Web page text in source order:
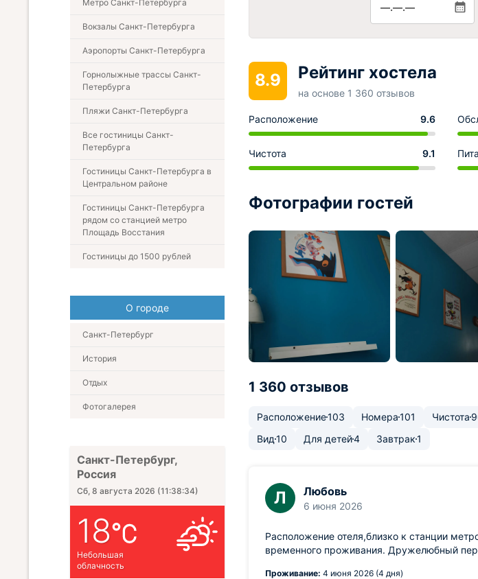
—.—.—
8.9 Рейтинг хостела
на основе 1 360 отзывов
Расположение 9.6
Чистота 9.1
Фотографии гостей
1 360 отзывов
Расположение103 Номера101 Чистота
Вид10 Для детей4 Завтрак1
Л Любовь
6 июня 2026
Расположение отеля,близко к станции
временного проживания. Дружелюбный
Проживание: 4 июня 2026 (4 дня)
Метро Санкт-Петербурга
Вокзалы Санкт-Петербурга
Аэропорты Санкт-Петербурга
Горнолыжные трассы Санкт-
Петербурга
Пляжи Санкт-Петербурга
Все гостиницы Санкт-
Петербурга
Гостиницы Санкт-Петербурга в
Центральном районе
Гостиницы Санкт-Петербурга
рядом со станцией метро
Площадь Восстания
Гостиницы до 1500 рублей
О городе
Санкт-Петербург
История
Отдых
Фотогалерея
Санкт-Петербург,
Россия
Сб, 8 августа 2026 (11:38:36)
18
Небольшая
облачность